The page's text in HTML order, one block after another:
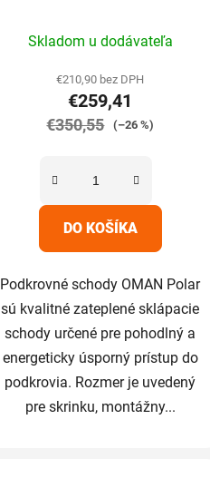
hodnotenie
produktu
je
5,0
Skladom u dodávateľa
€210,90 bez DPH
€259,41
€350,55 (–26 %)
DO KOŠÍKA
Podkrovné schody OMAN Polar
sú kvalitné zateplené sklápacie
schody určené pre pohodlný a
energeticky úsporný prístup do
podkrovia. Rozmer je uvedený
pre skrinku, montážny...